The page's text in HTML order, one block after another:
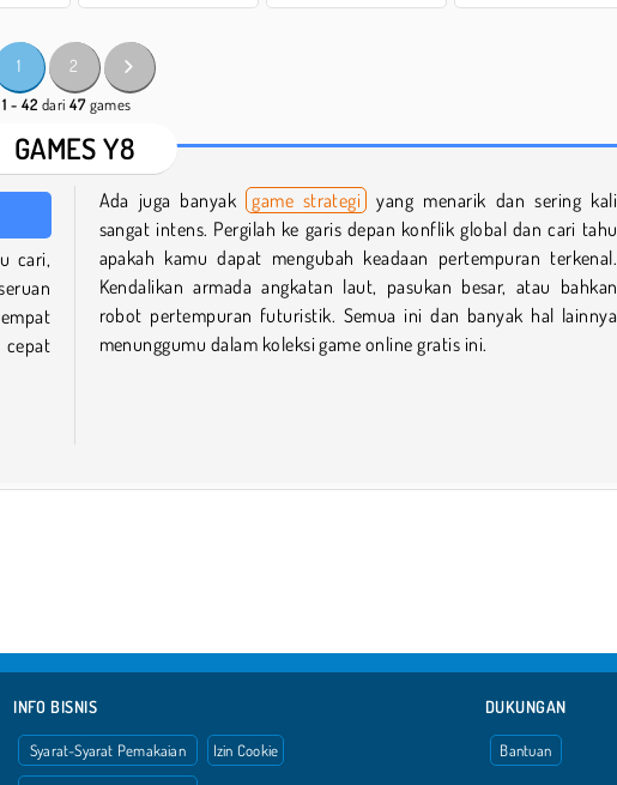
1 2
1 - 42 dari47games
GAMES Y8
cari,
cepat
Ada juga banyak game strategi
yang menarik dan sering kali
sangat intens. Pergilah ke garis depan konflik global dan cari tahu
apakah kamu dapat mengubah keadaan pertempuran terkenal.
Kendalikan armada angkatan laut, pasukan besar, atau bahkan
robot pertempuran futuristik. Semua ini dan banyak hal lainnya
menunggumu dalam koleksi game online gratis ini.
INFO BISNIS
Syarat-Syarat Pemakaian Izin Cookie
DUKUNGAN
Bantuan